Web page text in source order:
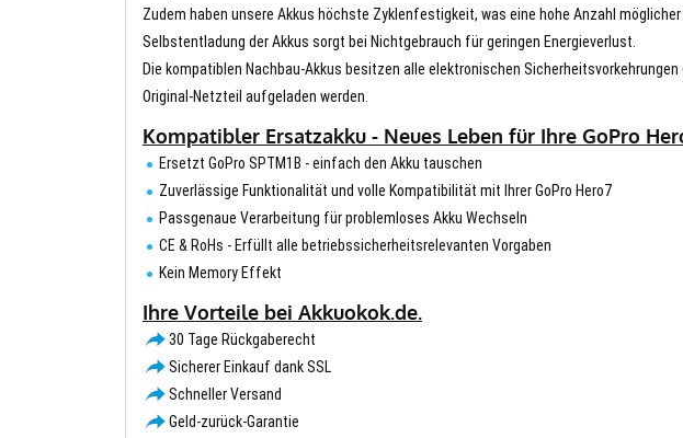
Zudem haben unsere Akkus höchste Zyklenfestigkeit, was eine hohe Anzahl
Selbstentladung der Akkus sorgt bei Nichtgebrauch für geringen Energieverlust.
Die kompatiblen Nachbau-Akkus besitzen alle elektronischen
Original-Netzteil aufgeladen werden.
Kompatibler Ersatzakku - Neues Leben für Ihre GoPro
Ersetzt GoPro SPTM1B - einfach den Akku tauschen
Zuverlässige Funktionalität und volle Kompatibilität mit Ihrer GoPro Hero7
Passgenaue Verarbeitung für problemloses Akku Wechseln
CE & RoHs - Erfüllt alle betriebssicherheitsrelevanten Vorgaben
Kein Memory Effekt
Ihre Vorteile bei Akkuokok.de.
30 Tage Rückgaberecht
Sicherer Einkauf dank SSL
Schneller Versand
Geld-zurück-Garantie